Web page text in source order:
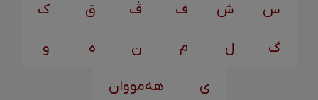
س ش ف ڤ ق ک
گ ل م ن ه و
ی هەمووان